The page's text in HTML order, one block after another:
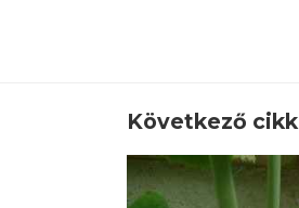
Következő cikk